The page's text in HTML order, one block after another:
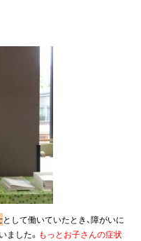
として働いていたとき、障がいに
ました。 もっとお子さんの症状